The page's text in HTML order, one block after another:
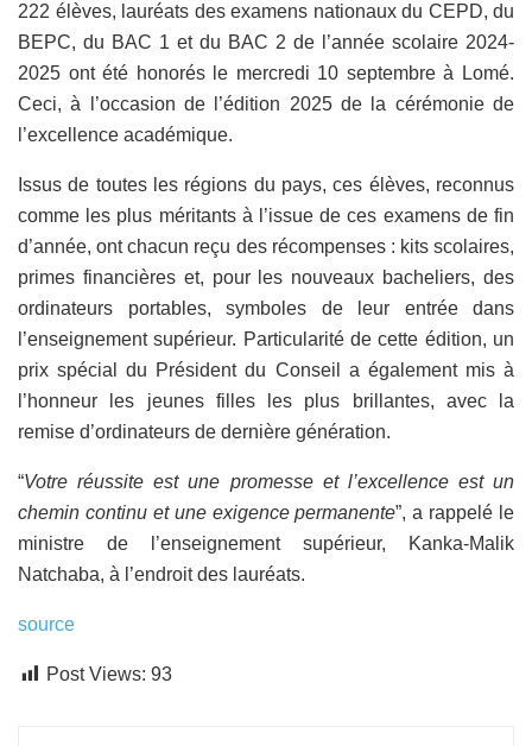
222 élèves, lauréats des examens nationaux du CEPD, du
BEPC, du BAC 1 et du BAC 2 de l’année scolaire 2024-
2025 ont été honorés le mercredi 10 septembre à Lomé.
Ceci, à l’occasion de l’édition 2025 de la cérémonie de
l’excellence académique.
Issus de toutes les régions du pays, ces élèves, reconnus
comme les plus méritants à l’issue de ces examens de fin
d’année, ont chacun reçu des récompenses : kits scolaires,
primes financières et, pour les nouveaux bacheliers, des
ordinateurs portables, symboles de leur entrée dans
l’enseignement supérieur. Particularité de cette édition, un
prix spécial du Président du Conseil a également mis à
l’honneur les jeunes filles les plus brillantes, avec la
remise d’ordinateurs de dernière génération.
“Votre réussite est une promesse et l’excellence est un
chemin continu et une exigence permanente”, a rappelé le
ministre de l’enseignement supérieur, Kanka-Malik
Natchaba, à l’endroit des lauréats.
source
Post Views: 93